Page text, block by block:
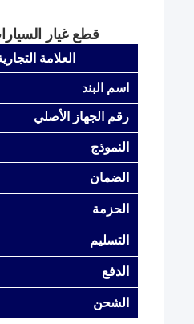
قطع غيار السيارات
العلامة
اسم البند
رقم الجهاز الأصلي
النموذج
الضمان
الحزمة
التسليم
الدفع
الشحن